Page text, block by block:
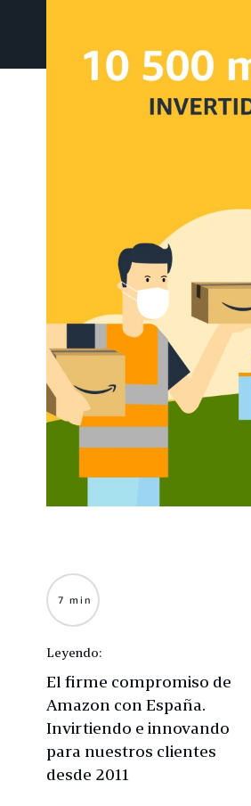
7 min
Leyendo:
El firme compromiso de
Amazon con España.
Invirtiendo e innovando
para nuestros clientes
desde 2011